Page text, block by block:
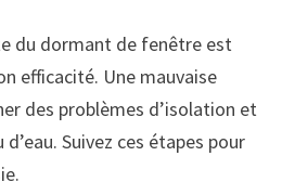
du dormant de fenêtre est
efficacité. Une mauvaise
des problèmes d’isolation et
Suivez ces étapes pour